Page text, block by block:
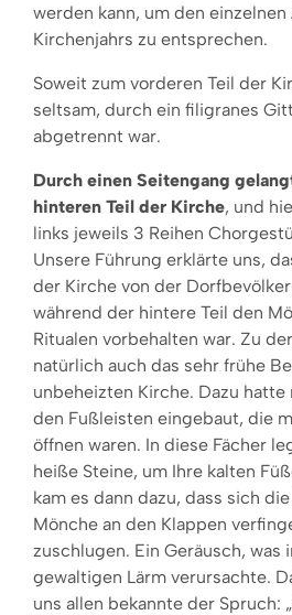
werden kann, um den
Kirchenjahrs zu entsprechen.
Soweit zum vorderen Teil der
seltsam, durch ein filigranes
abgetrennt war.
Durch einen Seitengang
hinteren Teil der Kirche, und
links jeweils 3 Reihen
Unsere Führung erklärte uns,
der Kirche von der
während der hintere Teil den
Ritualen vorbehalten war. Zu
natürlich auch das sehr frühe
unbeheizten Kirche. Dazu hatte
den Fußleisten eingebaut, die
öffnen waren. In diese Fächer
heiße Steine, um Ihre kalten
kam es dann dazu, dass sich
Mönche an den Klappen
zuschlugen. Ein Geräusch, was
gewaltigen Lärm verursachte.
uns allen bekannte der Spruch: